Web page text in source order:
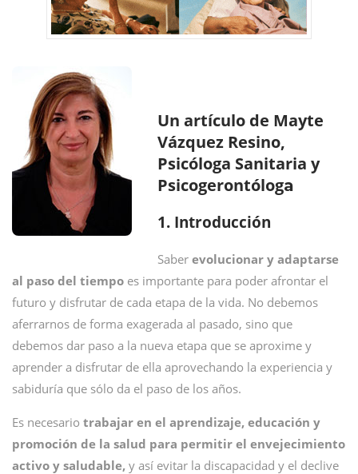
Un artículo de Mayte
Vázquez Resino,
Psicóloga Sanitaria y
Psicogerontóloga
1. Introducción
Saber evolucionar y adaptarse
al paso del tiempo es importante para poder afrontar el
futuro y disfrutar de cada etapa de la vida. No debemos
aferrarnos de forma exagerada al pasado, sino que
debemos dar paso a la nueva etapa que se aproxime y
aprender a disfrutar de ella aprovechando la experiencia y
sabiduría que sólo da el paso de los años.
Es necesario trabajar en el aprendizaje, educación y
promoción de la salud para permitir el envejecimiento
activo y saludable, y así evitar la discapacidad y el declive